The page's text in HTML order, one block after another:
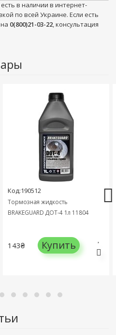
в наличии в интернет-
по всей Украине. Если есть
0(800)21-03-22, консультация
жидкость
ДОТ-4 1л 11804
Купить 750₴